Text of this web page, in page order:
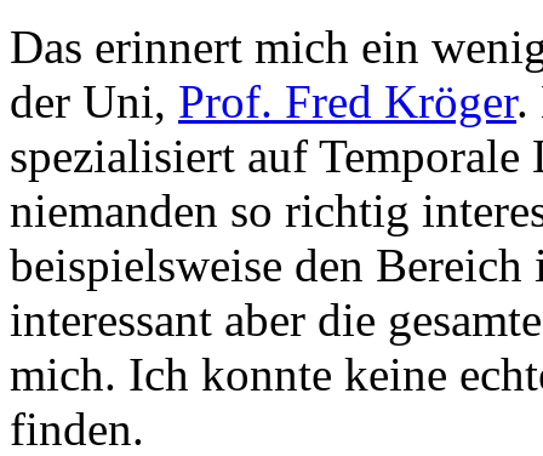
Das erinnert mich ein
der Uni, Prof. Fred Kröger.
spezialisiert auf
niemanden so richtig
beispielsweise den
interessant aber die
mich. Ich konnte keine
finden.